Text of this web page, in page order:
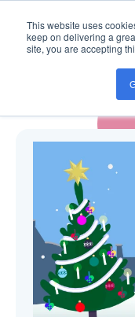
This website uses
keep on delivering a
site, you are accepting